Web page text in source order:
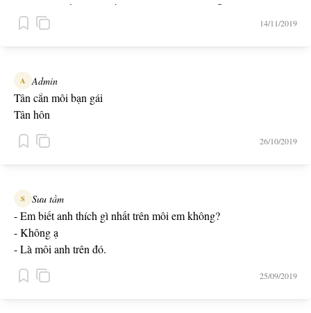
Nhạc anh viết không hề lãng mạn, nhưng họ vẫn gọi đây là
Love Song
-- Yêu em mọi thứ --
14/11/2019
A Admin
Tân cắn môi bạn gái
Tân hôn
26/10/2019
S Sưu tầm
- Em biết anh thích gì nhất trên môi em không?
- Không ạ
- Là môi anh trên đó.
25/09/2019